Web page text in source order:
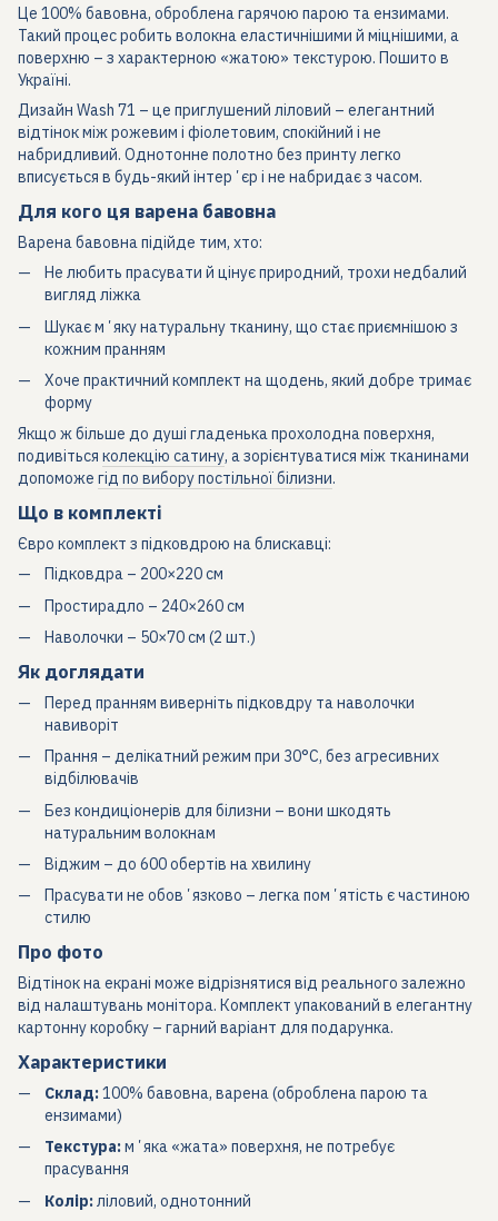
Це 100% бавовна, оброблена гарячою парою та ензимами.
Такий процес робить волокна еластичнішими й міцнішими, а
поверхню – з характерною «жатою» текстурою. Пошито в
Україні.
Дизайн Wash 71 – це приглушений ліловий – елегантний
відтінок між рожевим і фіолетовим, спокійний і не
набридливий. Однотонне полотно без принту легко
вписується в будь-який інтерʼєр і не набридає з часом.
Для кого ця варена бавовна
Варена бавовна підійде тим, хто:
Не любить прасувати й цінує природний, трохи недбалий
вигляд ліжка
Шукає мʼяку натуральну тканину, що стає приємнішою з
кожним пранням
Хоче практичний комплект на щодень, який добре тримає
форму
Якщо ж більше до душі гладенька прохолодна поверхня,
подивіться колекцію сатину, а зорієнтуватися між тканинами
допоможе гід по вибору постільної білизни.
Що в комплекті
Євро комплект з підковдрою на блискавці:
Підковдра – 200×220 см
Простирадло – 240×260 см
Наволочки – 50×70 см (2 шт.)
Як доглядати
Перед пранням виверніть підковдру та наволочки
навиворіт
Прання – делікатний режим при 30°C, без агресивних
відбілювачів
Без кондиціонерів для білизни – вони шкодять
натуральним волокнам
Віджим – до 600 обертів на хвилину
Прасувати не обовʼязково – легка помʼятість є частиною
стилю
Про фото
Відтінок на екрані може відрізнятися від реального залежно
від налаштувань монітора. Комплект упакований в елегантну
картонну коробку – гарний варіант для подарунка.
Характеристики
Склад:100% бавовна, варена (оброблена парою та
ензимами)
Текстура:мʼяка «жата» поверхня, не потребує
прасування
Колір:ліловий, однотонний